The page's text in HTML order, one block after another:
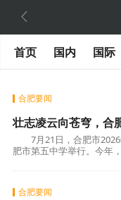

首页 国内 国际
合肥要闻
壮志凌云向苍穹，合
7月21日，合肥市2026
肥市第五中学举行。今年
合肥要闻